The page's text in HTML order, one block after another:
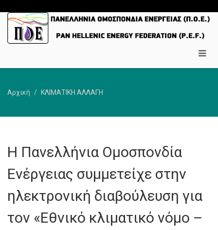
Αρχική ΚΛΙΜΑΤΙΚΗ ΑΛΛΑΓΗ
Η Πανελλήνια Ομοσπονδία
Ενέργειας συμμετείχε στην
ηλεκτρονική διαβούλευση για
τον «Εθνικό κλιματικό νόμο –